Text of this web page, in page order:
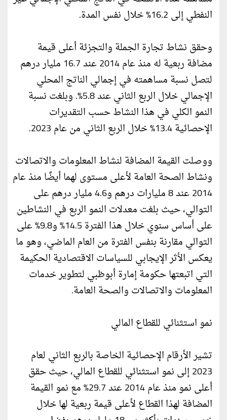
النفطي إلى 16.2% خلال نفس المدة.
وحقق نشاط تجارة الجملة والتجزئة أعلى قيمة
مضافة ربعية له منذ عام 2014 عند 16.7 مليار درهم
لتصل نسبة مساهمته في إجمالي الناتج المحلي
الإجمالي خلال الربع الثاني عند 5.8%. وبلغت نسبة
النمو الكلي في هذا النشاط حسب التقديرات
الإحصائية 13.4% خلال الربع الثاني من عام 2023.
ووصلت القيمة المضافة لنشاط المعلومات والاتصالات
ونشاط الصحة العامة لأعلى مستوى لهما أيضًا منذ عام
2014 عند 8 مليارات درهم و4.6 مليار درهم على
التوالي، حيث بلغت معدلات النمو الربع في النشاطين
على أساس سنوي خلال هذا الفترة 14.5% و9.8% على
التوالي مقارنة بنفس الفترة من العام الماضي، وهو ما
يعكس الأثر الإيجابي للسياسات الاقتصادية الحكيمة
التي اتبعتها حكومة إمارة أبوظبي لتطوير خدمات
المعلومات والاتصالات والصحة العامة.
نمو استثنائي للقطاع المالي
تشير الأرقام الإحصائية الخاصة بالربع الثاني لعام
2023 إلى نمو استثنائي للقطاع المالي، حيث حقق
أعلى نمو منذ عام 2014 عند 29.7% مع نمو القيمة
المضافة لهذا القطاع لأعلى قيمة ربعية لها خلال